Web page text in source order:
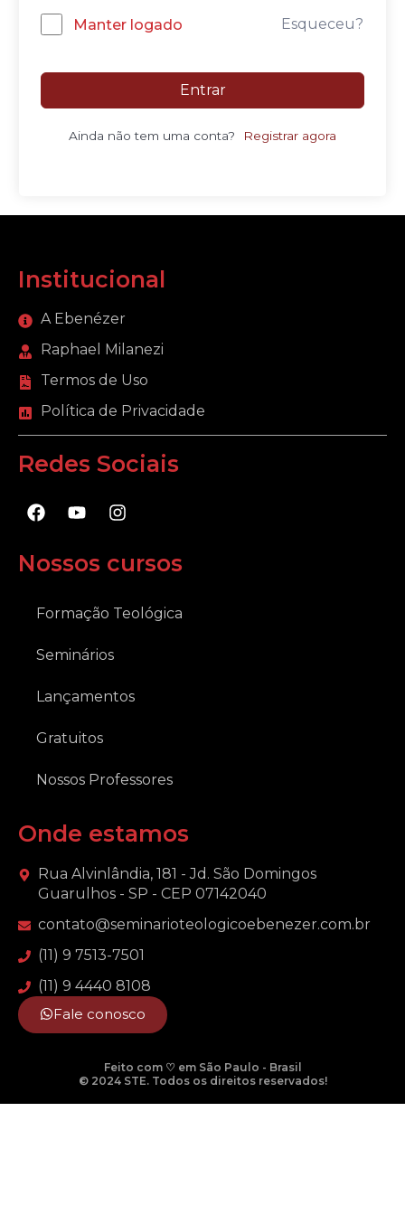
Manter logado Esqueceu?
Entrar
Ainda não tem uma conta? Registrar agora
Institucional
A Ebenézer
Raphael Milanezi
Termos de Uso
Política de Privacidade
Redes Sociais
F
a
e
b
o
Y
o
t
u
e
I
n
t
a
r
Nossos cursos
Formação Teológica
Seminários
Lançamentos
Gratuitos
Nossos Professores
Onde estamos
Rua Alvinlândia, 181 - Jd. São Domingos
Guarulhos - SP - CEP 07142040
contato@seminarioteologicoebenezer.com.br
(11) 9 7513-7501
(11) 9 4440 8108
Fale conosco
Feito com ♡ em São Paulo - Brasil
© 2024 STE. Todos os direitos reservados!